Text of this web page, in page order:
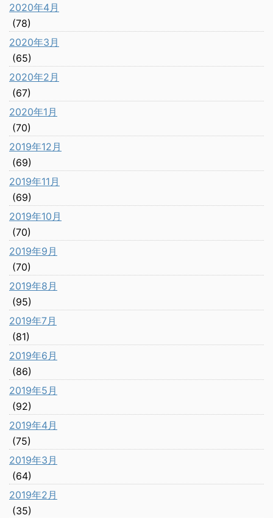
2020年4月
(78)
2020年3月
(65)
2020年2月
(67)
2020年1月
(70)
2019年12月
(69)
2019年11月
(69)
2019年10月
(70)
2019年9月
(70)
2019年8月
(95)
2019年7月
(81)
2019年6月
(86)
2019年5月
(92)
2019年4月
(75)
2019年3月
(64)
2019年2月
(35)